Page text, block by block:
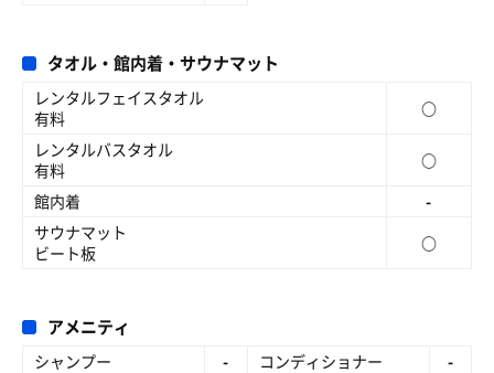
タオル・館内着・サウナマット
レンタルフェイスタオル
有料
○
レンタルバスタオル
有料
○
館内着
-
サウナマット
ビート板
○
アメニティ
シャンプー - コンディショナー
-